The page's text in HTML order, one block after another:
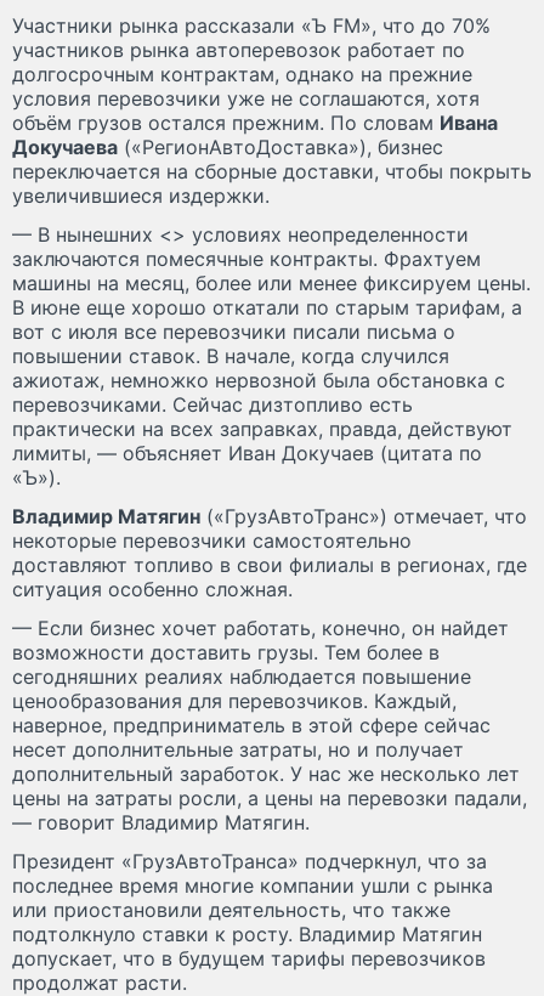
Участники рынка рассказали «Ъ FM», что до 70%
участников рынка автоперевозок работает по
долгосрочным контрактам, однако на прежние
условия перевозчики уже не соглашаются, хотя
объём грузов остался прежним. По словам Ивана
Докучаева («РегионАвтоДоставка»), бизнес
переключается на сборные доставки, чтобы покрыть
увеличившиеся издержки.
— В нынешних <> условиях неопределенности
заключаются помесячные контракты. Фрахтуем
машины на месяц, более или менее фиксируем цены.
В июне еще хорошо откатали по старым тарифам, а
вот с июля все перевозчики писали письма о
повышении ставок. В начале, когда случился
ажиотаж, немножко нервозной была обстановка с
перевозчиками. Сейчас дизтопливо есть
практически на всех заправках, правда, действуют
лимиты, — объясняет Иван Докучаев (цитата по
«Ъ»).
Владимир Матягин («ГрузАвтоТранс») отмечает, что
некоторые перевозчики самостоятельно
доставляют топливо в свои филиалы в регионах, где
ситуация особенно сложная.
— Если бизнес хочет работать, конечно, он найдет
возможности доставить грузы. Тем более в
сегодняшних реалиях наблюдается повышение
ценообразования для перевозчиков. Каждый,
наверное, предприниматель в этой сфере сейчас
несет дополнительные затраты, но и получает
дополнительный заработок. У нас же несколько лет
цены на затраты росли, а цены на перевозки падали,
— говорит Владимир Матягин.
Президент «ГрузАвтоТранса» подчеркнул, что за
последнее время многие компании ушли с рынка
или приостановили деятельность, что также
подтолкнуло ставки к росту. Владимир Матягин
допускает, что в будущем тарифы перевозчиков
продолжат расти.